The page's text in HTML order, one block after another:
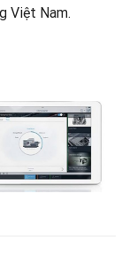
Việt Nam.